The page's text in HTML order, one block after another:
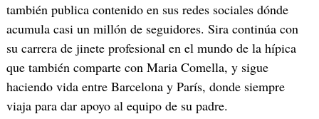
también publica contenido en sus redes sociales dónde
acumula casi un millón de seguidores. Sira continúa con
su carrera de jinete profesional en el mundo de la hípica
que también comparte con Maria Comella, y sigue
haciendo vida entre Barcelona y París, donde siempre
viaja para dar apoyo al equipo de su padre.